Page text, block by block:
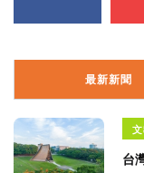
最新新聞
台